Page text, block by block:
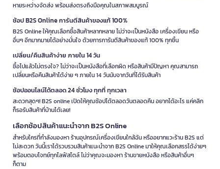
หายระหว่างจัดส่ง พร้อมส่งตรงถึงมือคุณในสภาพสมบูรณ์
ช้อป B2S Online การันตีสินค้าของแท้ 100%
B2S Online ให้คุณเลือกซื้อสินค้าหลากหลาย ไม่ว่าจะเป็นหนังสือ เครื่องเขียน หรือ
อื่นๆ อีกมากมายได้อย่างมั่นใจ ด้วยการการันตีสินค้าของแท้ 100% ทุกชิ้น
เปลี่ยน/คืนสินค้าง่าย ภายใน 14 วัน
ซื้อไปแล้วไม่ตรงใจ? ไม่ว่าจะเป็นหนังสือที่เลือกผิด หรือสินค้ามีปัญหา คุณสามารถ
เปลี่ยนหรือคืนสินค้าได้ง่าย ๆ ภายใน 14 วันนับจากวันที่ได้รับสินค้า
ช้อปออนไลน์ได้ตลอด 24 ชั่วโมง ทุกที่ ทุกเวลา
สะดวกสุดๆ! B2S online เปิดให้คุณช้อปได้ตลอดวันตลอดคืน อยากได้อะไร แค่คลิก
ก็รอรับสินค้าที่บ้านได้เลย!
เลือกช้อปสินค้าแนะนำจาก B2S Online
สำหรับใครที่กำลังมองหา ร้านอุปกรณ์เครื่องเขียนใกล้ฉัน หรืออยากแวะร้าน B2S แต่
ไม่สะดวก วันนี้เราได้รวบรวมสินค้าแนะนำจาก B2S Online มาให้คุณเลือกสรรได้ง่ายๆ
พร้อมตอบโจทย์ทุกไลฟ์สไตล์ ไม่ว่าคุณจะมองหา ร้านขายหนังสือ หรือสินค้าอื่นๆ
ก็ตาม